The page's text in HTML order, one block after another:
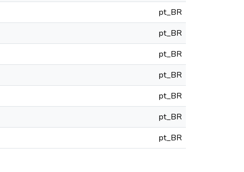
pt_BR
pt_BR
pt_BR
pt_BR
pt_BR
pt_BR
pt_BR